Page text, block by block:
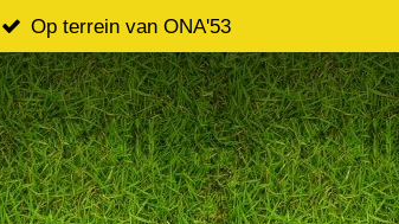
Op terrein van ONA'53